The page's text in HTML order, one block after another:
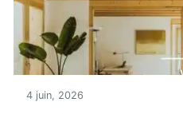
4 juin, 2026